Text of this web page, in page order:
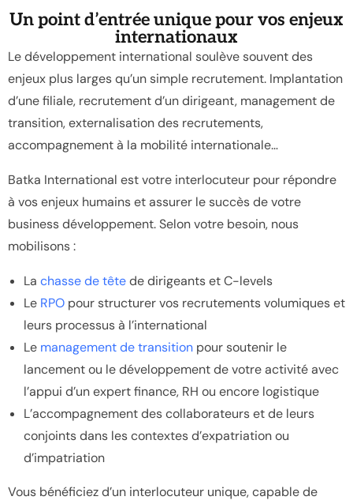
Un point d’entrée unique pour vos enjeux
internationaux
Le développement international soulève souvent des
enjeux plus larges qu’un simple recrutement. Implantation
d’une filiale, recrutement d’un dirigeant, management de
transition, externalisation des recrutements,
accompagnement à la mobilité internationale…
Batka International est votre interlocuteur pour répondre
à vos enjeux humains et assurer le succès de votre
business développement. Selon votre besoin, nous
mobilisons :
La chasse de têtede dirigeants et C-levels
Le RPO pour structurer vos recrutements volumiques et
leurs processus à l’international
Le management de transition pour soutenir le
lancement ou le développement de votre activité avec
l’appui d’un expert finance, RH ou encore logistique
L’accompagnement des collaborateurs et de leurs
conjoints dans les contextes d’expatriation ou
d’impatriation
Vous bénéficiez d’un interlocuteur unique, capable de